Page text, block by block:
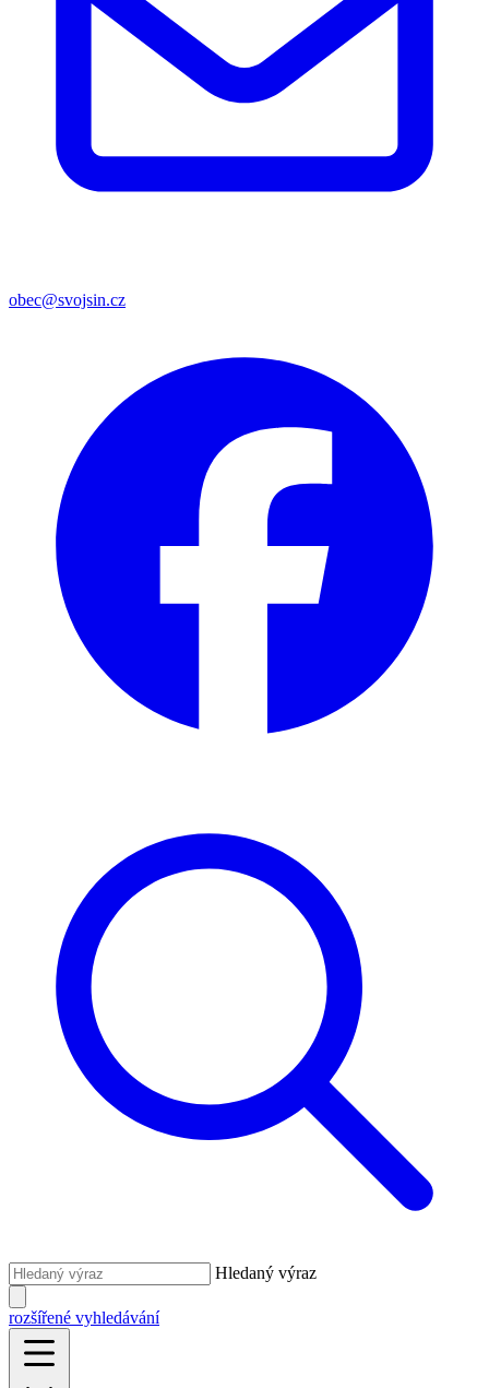
obec@svojsin.cz
Hledaný výraz
rozšířené vyhledávání